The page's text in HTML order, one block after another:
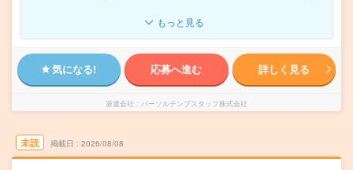
もっと見る
気になる! 応募へ進む 詳しく見る
派遣会社 パーソルテンプスタッフ株式会社
未読 掲載日 2026/08/08